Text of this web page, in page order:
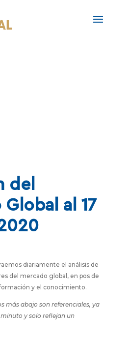
del
Global al 17
diariamente el análisis de
del mercado global, en pos de
y el conocimiento.
más abajo son referenciales, ya
y solo reflejan un